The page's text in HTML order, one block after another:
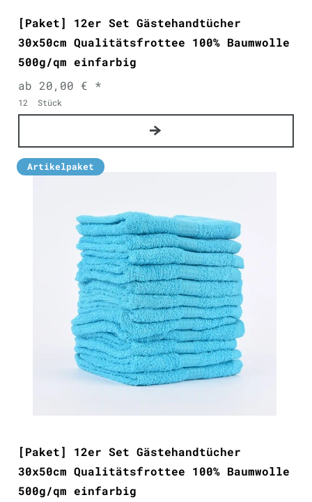
[Paket] 12er Set Gästehandtücher
30x50cm Qualitätsfrottee 100% Baumwolle
500g/qm einfarbig
ab 20,00 € *
12 Stück
Artikelpaket
[Paket] 12er Set Gästehandtücher
30x50cm Qualitätsfrottee 100% Baumwolle
500g/qm einfarbig